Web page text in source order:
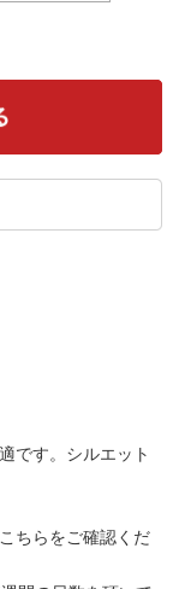
です。シルエット
ちらをご確認くだ